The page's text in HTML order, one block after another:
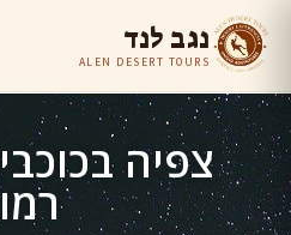
נגב לנד
ALEN DESERT TOURS
צפיה